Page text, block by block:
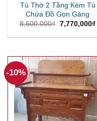
Tủ Thờ 2 Tầng Kèm Tủ
Chứa Đồ Gọn Gàng
8,600,000₫ Giá
là:
7,770,000₫
-10%